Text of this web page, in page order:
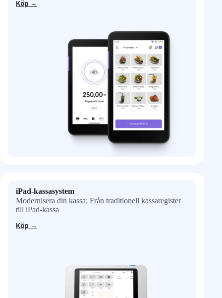
Köp →
iPad-kassasystem
Modernisera din kassa: Från traditionell kassaregister
till iPad-kassa
Köp →